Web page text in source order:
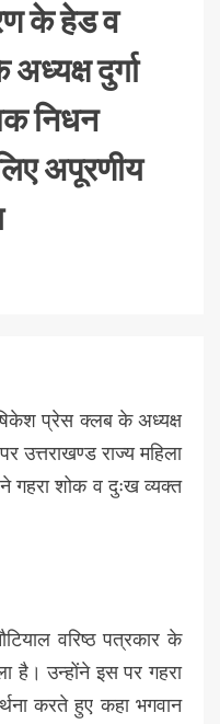
के हेड व
दुर्गा
निधन
अपूरणीय
प्रेस क्लब के अध्यक्ष
उत्तराखण्ड राज्य महिला
गहरा शोक व दुःख व्यक्त
वरिष्ठ पत्रकार के
है। उन्होंने इस पर गहरा
करते हुए कहा भगवान